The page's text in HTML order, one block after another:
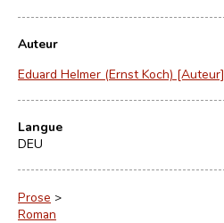
Auteur
Eduard Helmer (Ernst Koch) [Auteur]
Langue
DEU
Prose >
Roman